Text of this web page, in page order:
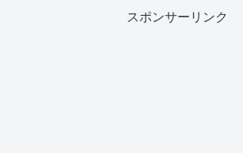
スポンサーリンク